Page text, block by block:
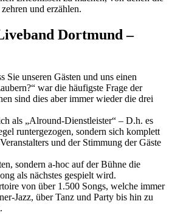
und erzählen.
Dortmund –
Sie unseren Gästen und uns einen
war die häufigste Frage der
sind dies aber immer wieder die drei
als „Alround-Dienstleister“ – D.h. es
runtergezogen, sondern sich komplett
und der Stimmung der Gäste
sondern a-hoc auf der Bühne die
als nächstes gespielt wird.
von über 1.500 Songs, welche immer
Jazz, über Tanz und Party bis hin zu